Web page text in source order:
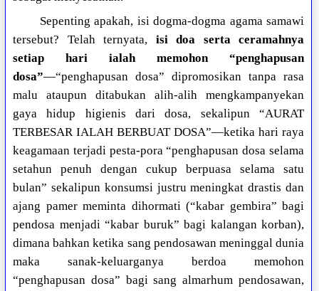
Sepenting apakah, isi dogma-dogma agama samawi
tersebut? Telah ternyata, isi doa serta ceramahnya
setiap hari ialah memohon “penghapusan
dosa”—“penghapusan dosa” dipromosikan tanpa rasa
malu ataupun ditabukan alih-alih mengkampanyekan
gaya hidup higienis dari dosa, sekalipun “AURAT
TERBESAR IALAH BERBUAT DOSA”—ketika hari raya
keagamaan terjadi pesta-pora “penghapusan dosa selama
setahun penuh dengan cukup berpuasa selama satu
bulan” sekalipun konsumsi justru meningkat drastis dan
ajang pamer meminta dihormati (“kabar gembira” bagi
pendosa menjadi “kabar buruk” bagi kalangan korban),
dimana bahkan ketika sang pendosawan meninggal dunia
maka sanak-keluarganya berdoa memohon
“penghapusan dosa” bagi sang almarhum pendosawan,